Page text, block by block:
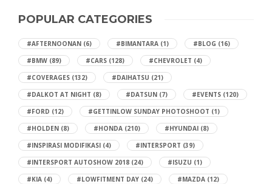
POPULAR CATEGORIES
#AFTERNOONAN (6) #BIMANTARA (1) #BLOG (16)
#BMW (89) #CARS (128) #CHEVROLET (4)
#COVERAGES (132) #DAIHATSU (21)
#DALKOT AT NIGHT (8) #DATSUN (7) #EVENTS (120)
#FORD (12) #GETTINLOW SUNDAY PHOTOSHOOT (1)
#HOLDEN (8) #HONDA (210) #HYUNDAI (8)
#INSPIRASI MODIFIKASI (4) #INTERSPORT (39)
#INTERSPORT AUTOSHOW 2018 (24) #ISUZU (1)
#KIA (4) #LOWFITMENT DAY (24) #MAZDA (12)